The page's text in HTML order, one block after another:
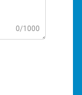
0/1000